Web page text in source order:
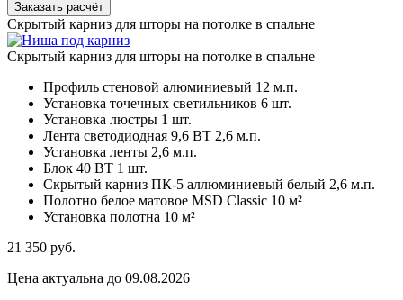
Заказать расчёт
Скрытый карниз для шторы на потолке в спальне
Скрытый карниз для шторы на потолке в спальне
Профиль стеновой алюминиевый 12 м.п.
Установка точечных светильников 6 шт.
Установка люстры 1 шт.
Лента светодиодная 9,6 ВТ 2,6 м.п.
Установка ленты 2,6 м.п.
Блок 40 ВТ 1 шт.
Скрытый карниз ПК-5 аллюминиевый белый 2,6 м.п.
Полотно белое матовое MSD Classic 10 м²
Установка полотна 10 м²
21 350 руб.
Цена актуальна до 09.08.2026